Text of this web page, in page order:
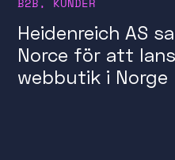
Heidenreich AS
Norce för att
webbutik i Norge